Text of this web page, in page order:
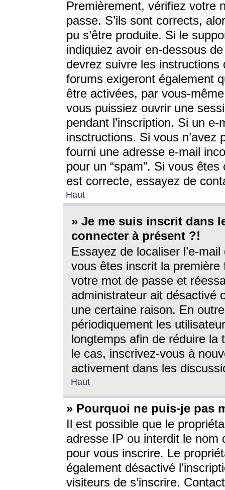
Premièrement, vérifiez votre
passe. S’ils sont corrects,
pu s’être produite. Si le
indiquiez avoir en-dessous
devrez suivre les
forums exigeront également
être activées, par vous-
vous puissiez ouvrir une
pendant l’inscription. Si un
insctructions. Si vous n’avez
fourni une adresse e-mail
pour un “spam”. Si vous
est correcte, essayez de
Haut
» Je me suis inscrit dans
connecter à présent ?!
Essayez de localiser l’e-
vous êtes inscrit la première
votre mot de passe et
administrateur ait désactivé
une certaine raison. En
périodiquement les
longtemps afin de réduire la
le cas, inscrivez-vous à
activement dans les
Haut
» Pourquoi ne puis-je pas
Il est possible que le
adresse IP ou interdit le nom
pour vous inscrire. Le
également désactivé
visiteurs de s’inscrire.